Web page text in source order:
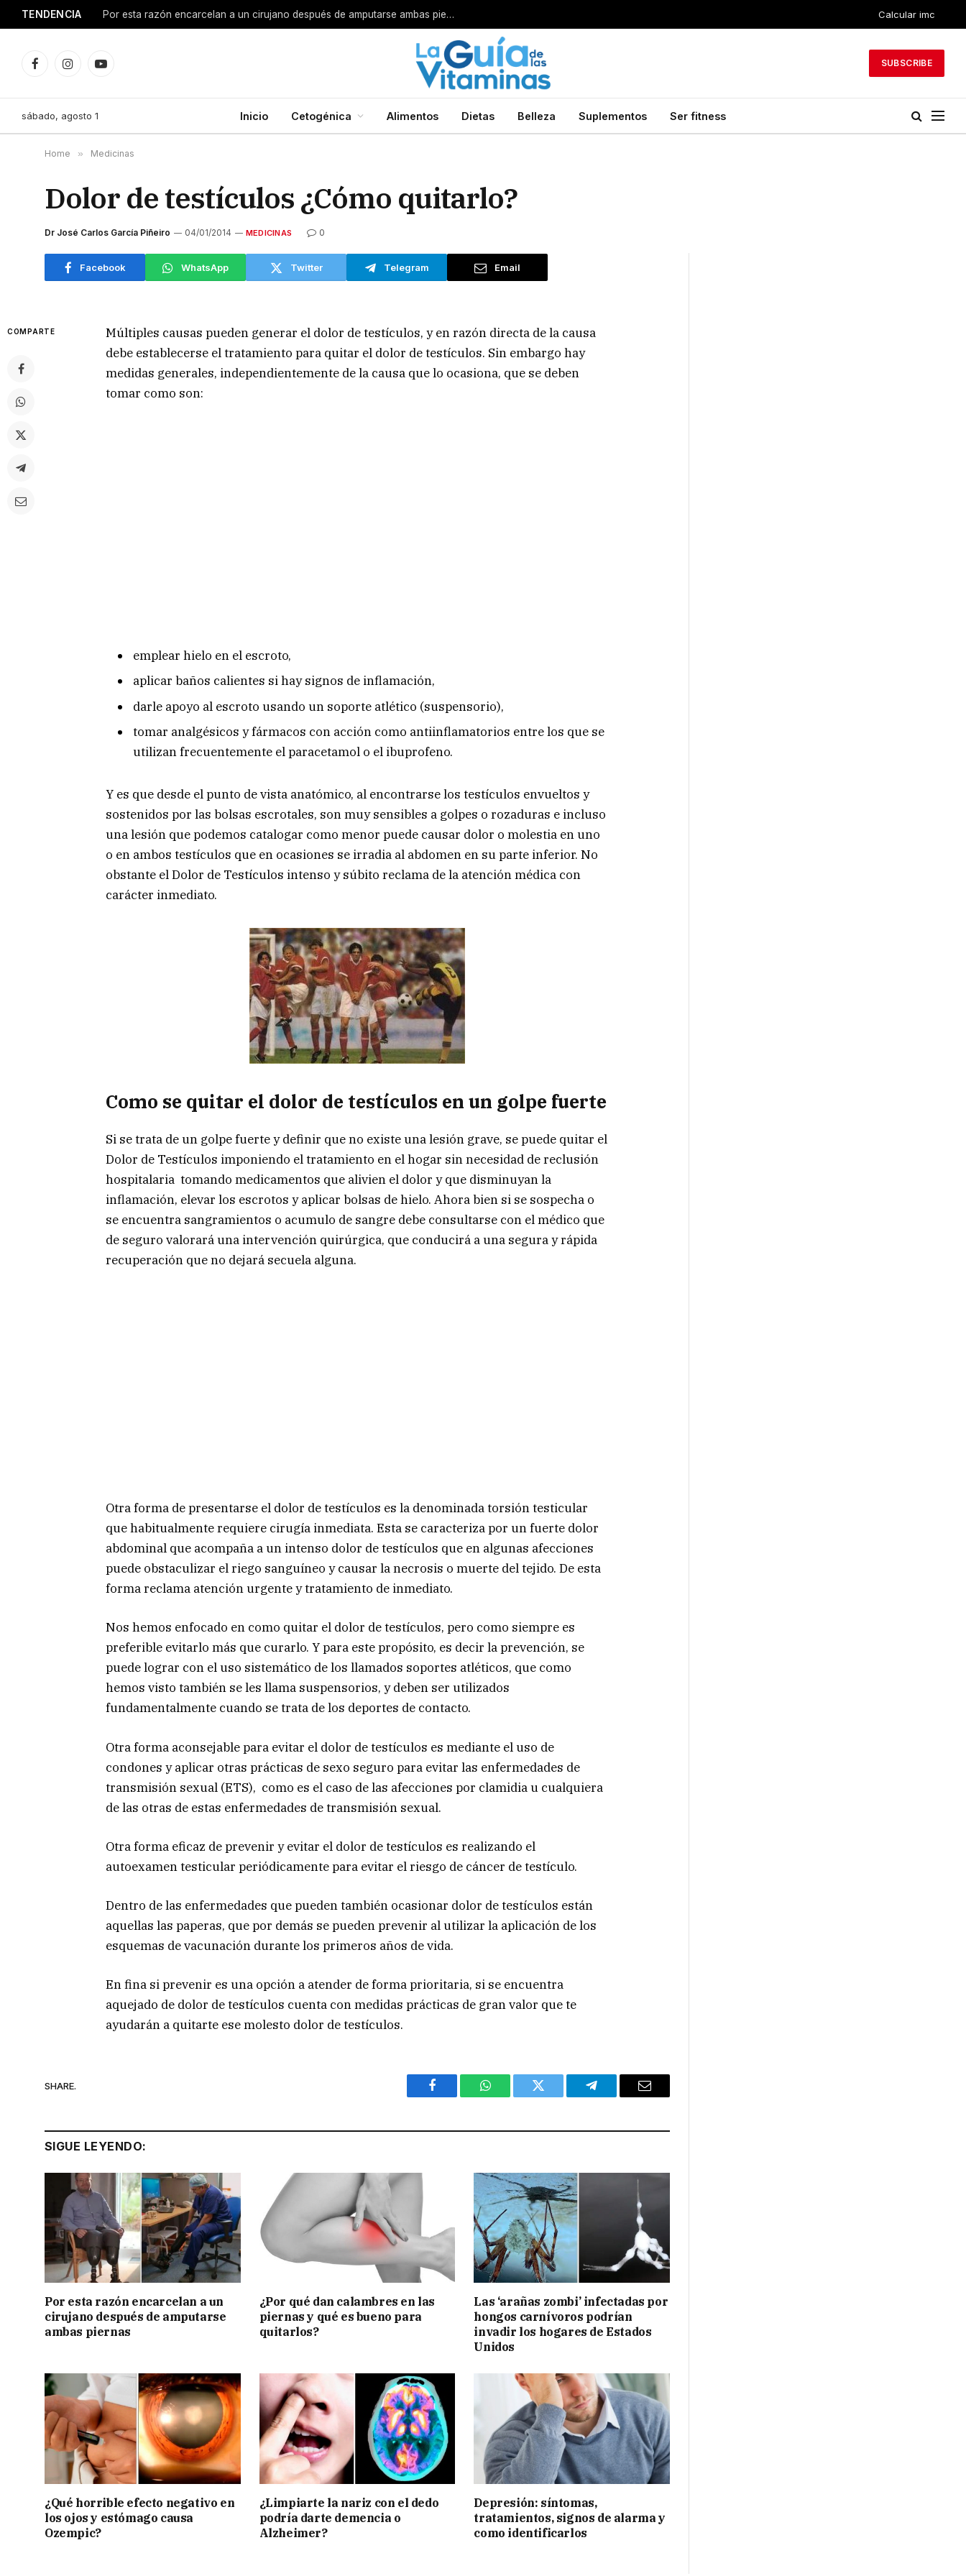
TENDENCIA Por esta razón encarcelan a un cirujano después de amputarse ambas piernas Calcular imc
FacebookInstagramYouTube
SUBSCRIBE
sábado, agosto 1 Inicio Cetogénica Alimentos Dietas Belleza Suplementos Ser fitness
Home » Medicinas
Dolor de testículos ¿Cómo quitarlo?
Dr José Carlos García Piñeiro 04/01/2014 MEDICINAS 0
Facebook WhatsApp Twitter Telegram Email
COMPARTE
Múltiples causas pueden generar el dolor de testículos, y en razón directa de la causa
debe establecerse el tratamiento para quitar el dolor de testículos. Sin embargo hay
medidas generales, independientemente de la causa que lo ocasiona, que se deben
tomar como son:
emplear hielo en el escroto,
aplicar baños calientes si hay signos de inflamación,
darle apoyo al escroto usando un soporte atlético (suspensorio),
tomar analgésicos y fármacos con acción como antiinflamatorios entre los que se
utilizan frecuentemente el paracetamol o el ibuprofeno.
Y es que desde el punto de vista anatómico, al encontrarse los testículos envueltos y
sostenidos por las bolsas escrotales, son muy sensibles a golpes o rozaduras e incluso
una lesión que podemos catalogar como menor puede causar dolor o molestia en uno
o en ambos testículos que en ocasiones se irradia al abdomen en su parte inferior. No
obstante el Dolor de Testículos intenso y súbito reclama de la atención médica con
carácter inmediato.
Como se quitar el dolor de testículos en un golpe fuerte
Si se trata de un golpe fuerte y definir que no existe una lesión grave, se puede quitar el
Dolor de Testículos imponiendo el tratamiento en el hogar sin necesidad de reclusión
hospitalaria tomando medicamentos que alivien el dolor y que disminuyan la
inflamación, elevar los escrotos y aplicar bolsas de hielo. Ahora bien si se sospecha o
se encuentra sangramientos o acumulo de sangre debe consultarse con el médico que
de seguro valorará una intervención quirúrgica, que conducirá a una segura y rápida
recuperación que no dejará secuela alguna.
Otra forma de presentarse el dolor de testículos es la denominada torsión testicular
que habitualmente requiere cirugía inmediata. Esta se caracteriza por un fuerte dolor
abdominal que acompaña a un intenso dolor de testículos que en algunas afecciones
puede obstaculizar el riego sanguíneo y causar la necrosis o muerte del tejido. De esta
forma reclama atención urgente y tratamiento de inmediato.
Nos hemos enfocado en como quitar el dolor de testículos, pero como siempre es
preferible evitarlo más que curarlo. Y para este propósito, es decir la prevención, se
puede lograr con el uso sistemático de los llamados soportes atléticos, que como
hemos visto también se les llama suspensorios, y deben ser utilizados
fundamentalmente cuando se trata de los deportes de contacto.
Otra forma aconsejable para evitar el dolor de testículos es mediante el uso de
condones y aplicar otras prácticas de sexo seguro para evitar las enfermedades de
transmisión sexual (ETS), como es el caso de las afecciones por clamidia u cualquiera
de las otras de estas enfermedades de transmisión sexual.
Otra forma eficaz de prevenir y evitar el dolor de testículos es realizando el
autoexamen testicular periódicamente para evitar el riesgo de cáncer de testículo.
Dentro de las enfermedades que pueden también ocasionar dolor de testículos están
aquellas las paperas, que por demás se pueden prevenir al utilizar la aplicación de los
esquemas de vacunación durante los primeros años de vida.
En fina si prevenir es una opción a atender de forma prioritaria, si se encuentra
aquejado de dolor de testículos cuenta con medidas prácticas de gran valor que te
ayudarán a quitarte ese molesto dolor de testículos.
SHARE.
Facebook WhatsAppTwitter Telegram Email
SIGUE LEYENDO:
Por esta razón encarcelan a un
cirujano después de amputarse
ambas piernas
¿Por qué dan calambres en las
piernas y qué es bueno para
quitarlos?
Las ‘arañas zombi’ infectadas por
hongos carnívoros podrían
invadir los hogares de Estados
Unidos
¿Qué horrible efecto negativo en
los ojos y estómago causa
Ozempic?
¿Limpiarte la nariz con el dedo
podría darte demencia o
Alzheimer?
Depresión: síntomas,
tratamientos, signos de alarma y
como identificarlos